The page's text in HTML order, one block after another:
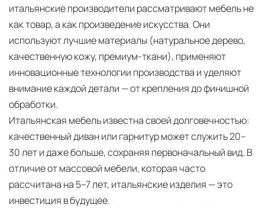
итальянские производители рассматривают мебель не
как товар, а как произведение искусства. Они
используют лучшие материалы (натуральное дерево,
качественную кожу, премиум-ткани), применяют
инновационные технологии производства и уделяют
внимание каждой детали — от крепления до финишной
обработки.
Итальянская мебель известна своей долговечностью:
качественный диван или гарнитур может служить 20–
30 лет и даже больше, сохраняя первоначальный вид. В
отличие от массовой мебели, которая часто
рассчитана на 5–7 лет, итальянские изделия — это
инвестиция в будущее.